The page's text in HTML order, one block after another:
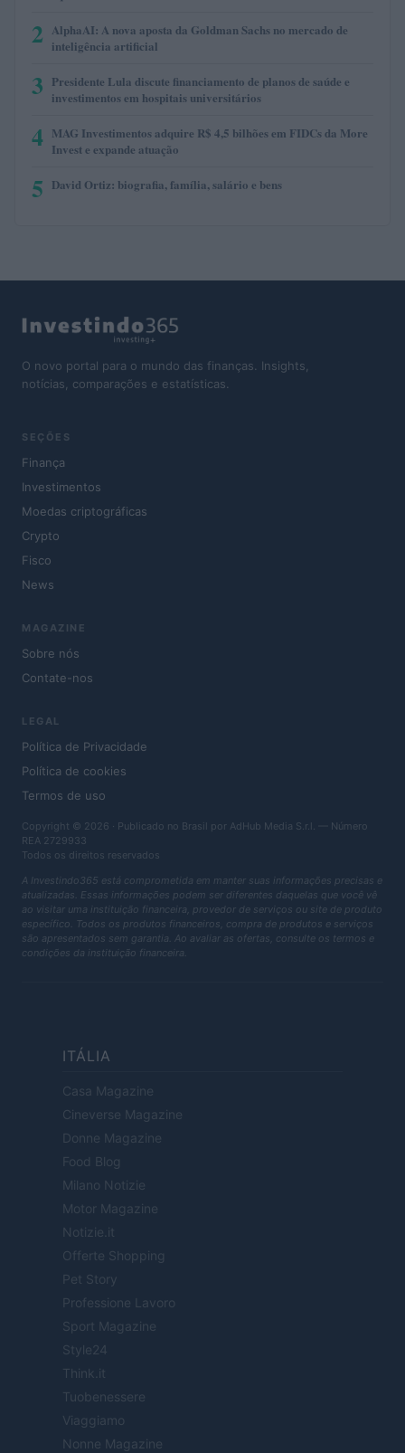
2 AlphaAI: A nova aposta da Goldman Sachs no mercado de
inteligência artificial
3 Presidente Lula discute financiamento de planos de saúde e
investimentos em hospitais universitários
4 MAG Investimentos adquire R$ 4,5 bilhões em FIDCs da More
Invest e expande atuação
5 David Ortiz: biografia, família, salário e bens
O novo portal para o mundo das finanças. Insights,
notícias, comparações e estatísticas.
SEÇÕES
Finança
Investimentos
Moedas criptográficas
Crypto
Fisco
News
MAGAZINE
Sobre nós
Contate-nos
LEGAL
Política de Privacidade
Política de cookies
Termos de uso
Copyright © 2026 · Publicado no Brasil por AdHub Media S.r.l. — Número
REA 2729933
Todos os direitos reservados
A Investindo365 está comprometida em manter suas informações precisas e
atualizadas. Essas informações podem ser diferentes daquelas que você vê
ao visitar uma instituição financeira, provedor de serviços ou site de produto
específico. Todos os produtos financeiros, compra de produtos e serviços
são apresentados sem garantia. Ao avaliar as ofertas, consulte os termos e
condições da instituição financeira.
ITÁLIA
Casa Magazine
Cineverse Magazine
Donne Magazine
Food Blog
Milano Notizie
Motor Magazine
Notizie.it
Offerte Shopping
Pet Story
Professione Lavoro
Sport Magazine
Style24
Think.it
Tuobenessere
Viaggiamo
Nonne Magazine